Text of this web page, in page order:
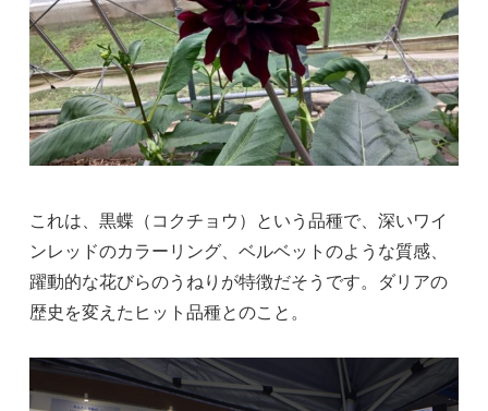
これは、黒蝶（コクチョウ）という品種で、深いワイ
ンレッドのカラーリング、ベルベットのような質感、
躍動的な花びらのうねりが特徴だそうです。ダリアの
歴史を変えたヒット品種とのこと。